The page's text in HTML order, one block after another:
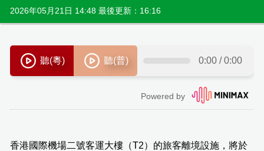
2026年05月21日 14:48 最後更新：16:16
香港國際機場二號客運大樓（T2）的旅客離境設施，將於